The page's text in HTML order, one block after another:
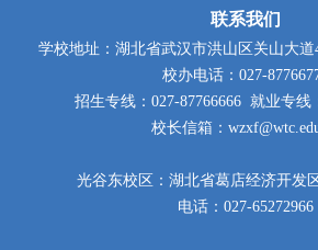
矗立在那，特别威风。每当
联系我们
学校地址：湖北省武汉市洪山区关山大道
校办电话：027-
招生专线：027-87766666 就业专线
校长信箱：
光谷东校区：湖北省葛店经济开发
电话：027-65272966